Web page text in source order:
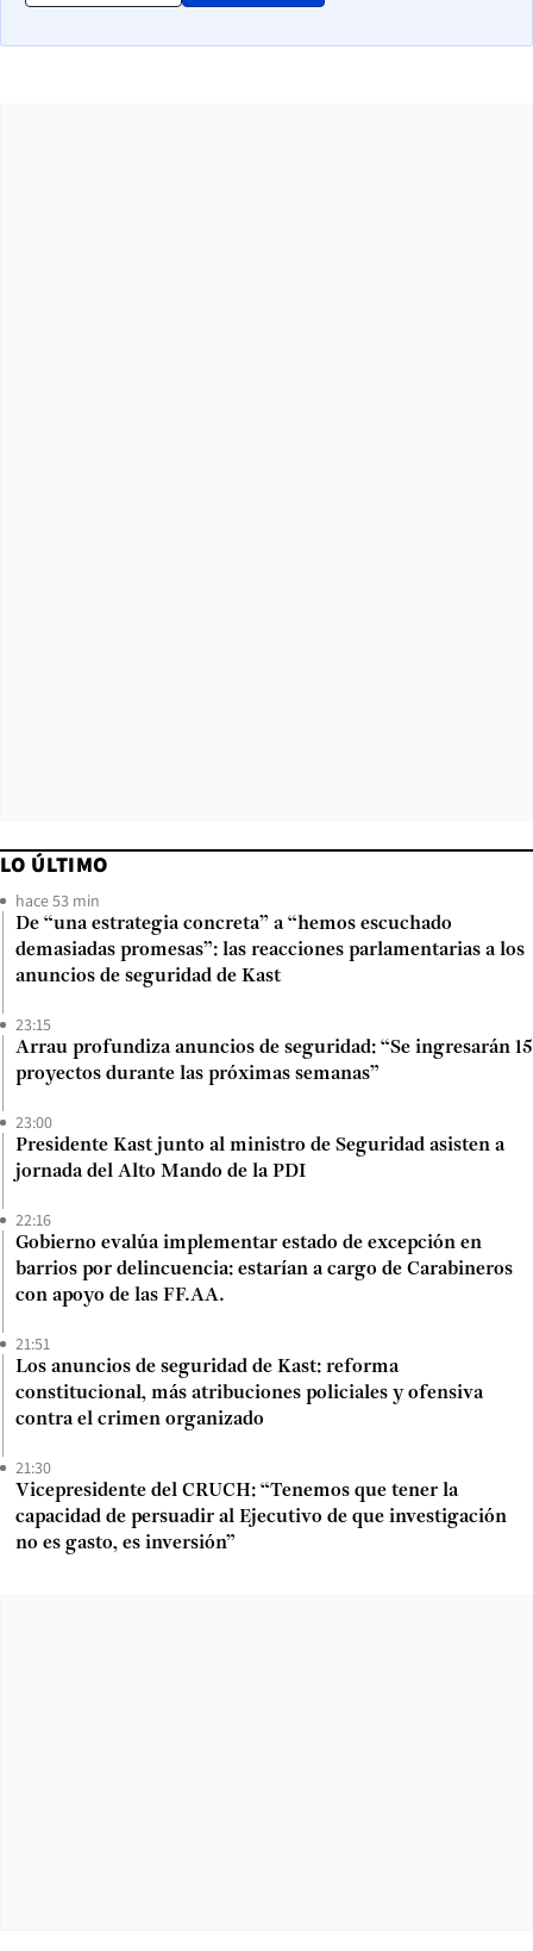
LO ÚLTIMO
hace 53 min
De “una estrategia concreta” a “hemos escuchado
demasiadas promesas”: las reacciones parlamentarias a los
anuncios de seguridad de Kast
23:15
Arrau profundiza anuncios de seguridad: “Se ingresarán 15
proyectos durante las próximas semanas”
23:00
Presidente Kast junto al ministro de Seguridad asisten a
jornada del Alto Mando de la PDI
22:16
Gobierno evalúa implementar estado de excepción en
barrios por delincuencia: estarían a cargo de Carabineros
con apoyo de las FF.AA.
21:51
Los anuncios de seguridad de Kast: reforma
constitucional, más atribuciones policiales y ofensiva
contra el crimen organizado
21:30
Vicepresidente del CRUCH: “Tenemos que tener la
capacidad de persuadir al Ejecutivo de que investigación
no es gasto, es inversión”